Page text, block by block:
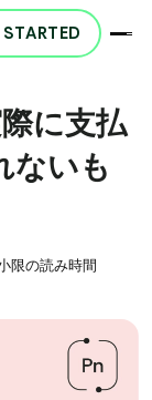
に支払
ないも
限の読み時間